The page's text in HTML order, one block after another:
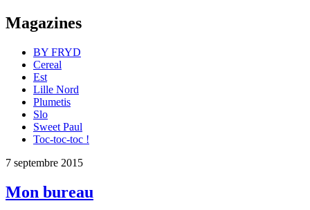
Magazines
BY FRYD
Cereal
Est
Lille Nord
Plumetis
Slo
Sweet Paul
Toc-toc-toc !
7 septembre 2015
Mon bureau